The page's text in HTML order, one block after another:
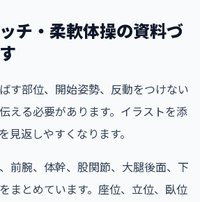
チ・柔軟体操の資料づ
す部位、開始姿勢、反動をつけない
える必要があります。イラストを添
見返しやすくなります。
前腕、体幹、股関節、大腿後面、下
まとめています。座位、立位、臥位